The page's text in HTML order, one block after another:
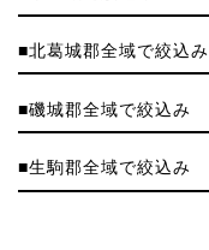
■北葛城郡全域で絞込み
■磯城郡全域で絞込み
■生駒郡全域で絞込み